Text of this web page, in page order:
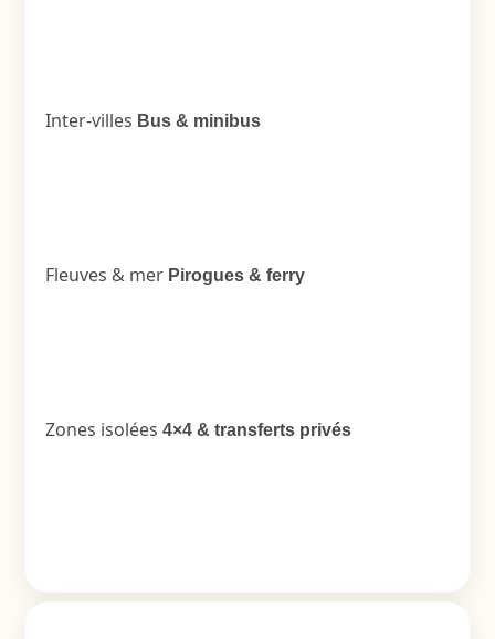
Inter-villes Bus & minibus
Fleuves & mer Pirogues & ferry
Zones isolées 4×4 & transferts privés